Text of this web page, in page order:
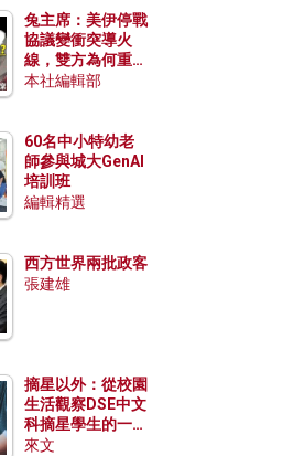
兔主席：美伊停戰
協議變衝突導火
線，雙方為何重啟
戰爭？伊朗一早洞
本社編輯部
60名中小特幼老
師參與城大GenAI
培訓班
編輯精選
西方世界兩批政客
張建雄
摘星以外：從校園
生活觀察DSE中文
科摘星學生的一點
特質
來文